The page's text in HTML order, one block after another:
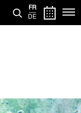
FR
DE